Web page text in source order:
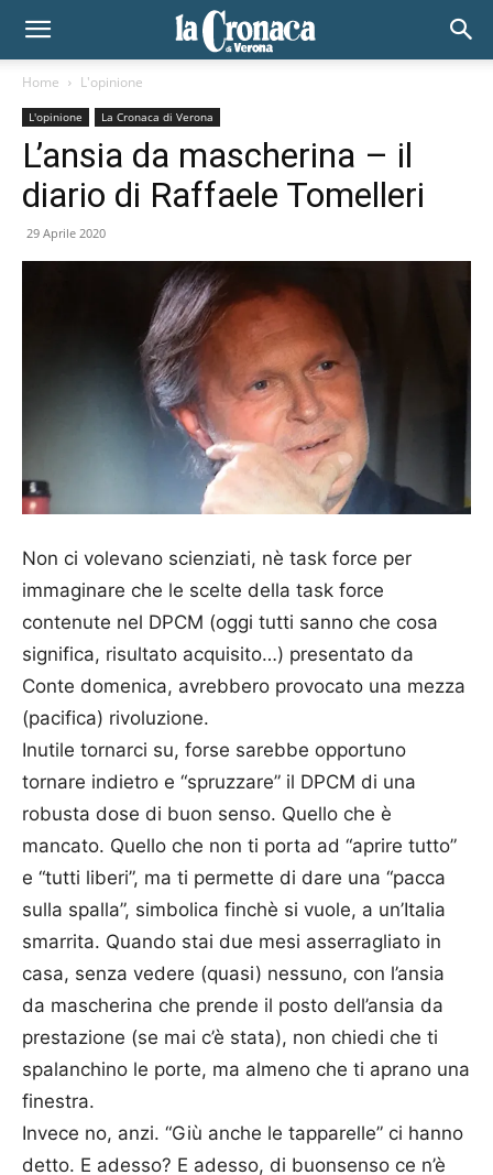
Home L'opinione
L'opinione La Cronaca di Verona
L’ansia da mascherina – il
diario di Raffaele Tomelleri
29 Aprile 2020
Non ci volevano scienziati, nè task force per
immaginare che le scelte della task force
contenute nel DPCM (oggi tutti sanno che cosa
significa, risultato acquisito…) presentato da
Conte domenica, avrebbero provocato una mezza
(pacifica) rivoluzione.
Inutile tornarci su, forse sarebbe opportuno
tornare indietro e “spruzzare” il DPCM di una
robusta dose di buon senso. Quello che è
mancato. Quello che non ti porta ad “aprire tutto”
e “tutti liberi”, ma ti permette di dare una “pacca
sulla spalla”, simbolica finchè si vuole, a un’Italia
smarrita. Quando stai due mesi asserragliato in
casa, senza vedere (quasi) nessuno, con l’ansia
da mascherina che prende il posto dell’ansia da
prestazione (se mai c’è stata), non chiedi che ti
spalanchino le porte, ma almeno che ti aprano una
finestra.
Invece no, anzi. “Giù anche le tapparelle” ci hanno
detto. E adesso? E adesso, di buonsenso ce n’è